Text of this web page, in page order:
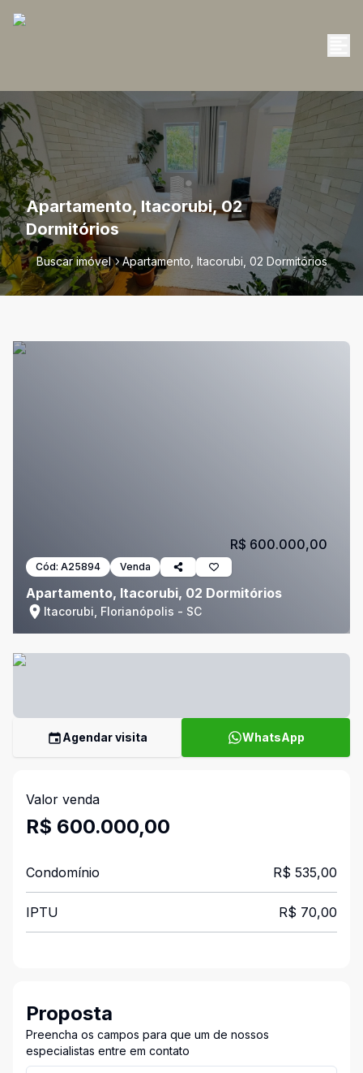
Apartamento, Itacorubi, 02
Dormitórios
Buscar imóvel Apartamento, Itacorubi, 02 Dormitórios
Cód: A25894 Venda
Apartamento, Itacorubi, 02 Dormitórios
Itacorubi, Florianópolis - SC
R$ 600.000,00
Agendar visita WhatsApp
Valor venda
R$ 600.000,00
Condomínio R$ 535,00
IPTU R$ 70,00
Proposta
Preencha os campos para que um de nossos
especialistas entre em contato